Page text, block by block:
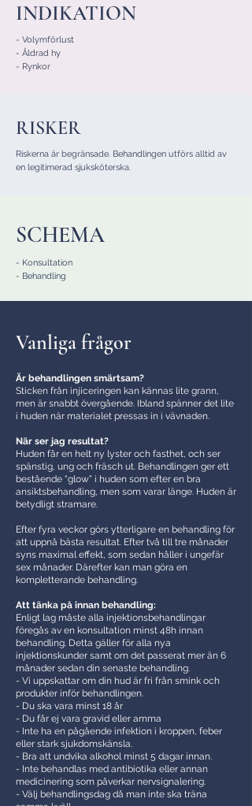
INDIKATION
- Volymförlust
- Åldrad hy
- Rynkor
RISKER
Riskerna är begränsade. Behandlingen utförs alltid av
en legitimerad sjuksköterska.
SCHEMA
- Konsultation
- Behandling
Vanliga frågor
Är behandlingen smärtsam?
Sticken från injiceringen kan kännas lite grann,
men är snabbt övergående. Ibland spänner det lite
i huden när materialet pressas in i vävnaden.
När ser jag resultat?
Huden får en helt ny lyster och fasthet, och ser
spänstig, ung och fräsch ut. Behandlingen ger ett
bestående “glow” i huden som efter en bra
ansiktsbehandling, men som varar länge. Huden är
betydligt stramare.
Efter fyra veckor görs ytterligare en behandling för
att uppnå bästa resultat. Efter två till tre månader
syns maximal effekt, som sedan håller i ungefär
sex månader. Därefter kan man göra en
kompletterande behandling.
Att tänka på innan behandling:
Enligt lag måste alla injektionsbehandlingar
föregås av en konsultation minst 48h innan
behandling. Detta gäller för alla nya
injektionskunder samt om det passerat mer än 6
månader sedan din senaste behandling.
- Vi uppskattar om din hud är fri från smink och
produkter inför behandlingen.
- Du ska vara minst 18 år
- Du får ej vara gravid eller amma
- Inte ha en pågående infektion i kroppen, feber
eller stark sjukdomskänsla.
- Bra att undvika alkohol minst 5 dagar innan.
- Inte behandlas med antibiotika eller annan
medicinering som påverkar nervsignalering.
- Välj behandlingsdag då man inte ska träna